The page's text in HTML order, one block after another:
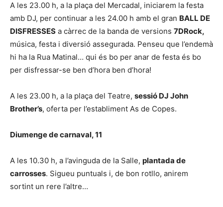
A les 23.00 h, a la plaça del Mercadal, iniciarem la festa
amb DJ, per continuar a les 24.00 h amb el gran BALL DE
DISFRESSES a càrrec de la banda de versions 7DRock,
música, festa i diversió assegurada. Penseu que l’endemà
hi ha la Rua Matinal… qui és bo per anar de festa és bo
per disfressar-se ben d’hora ben d’hora!
A les 23.00 h, a la plaça del Teatre, sessió DJ John
Brother’s, oferta per l’establiment As de Copes.
Diumenge de carnaval, 11
A les 10.30 h, a l’avinguda de la Salle, plantada de
carrosses. Sigueu puntuals i, de bon rotllo, anirem
sortint un rere l’altre…